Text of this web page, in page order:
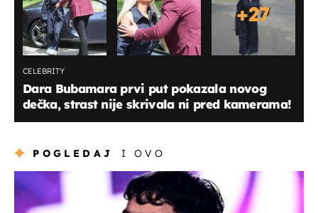
+27
CELEBRITY
Dara Bubamara prvi put pokazala novog
dečka, strast nije skrivala ni pred kamerama!
POGLEDAJ I OVO